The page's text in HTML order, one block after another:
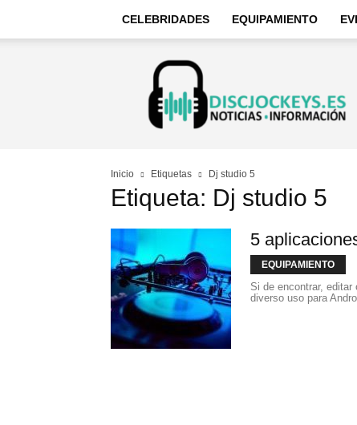
CELEBRIDADES EQUIPAMIENTO
Discjockeys
Noticias
e
información
Inicio Etiquetas Dj studio 5
Etiqueta: Dj studio 5
5
EQUIPAMIENTO
Si de encontrar,
diverso uso para